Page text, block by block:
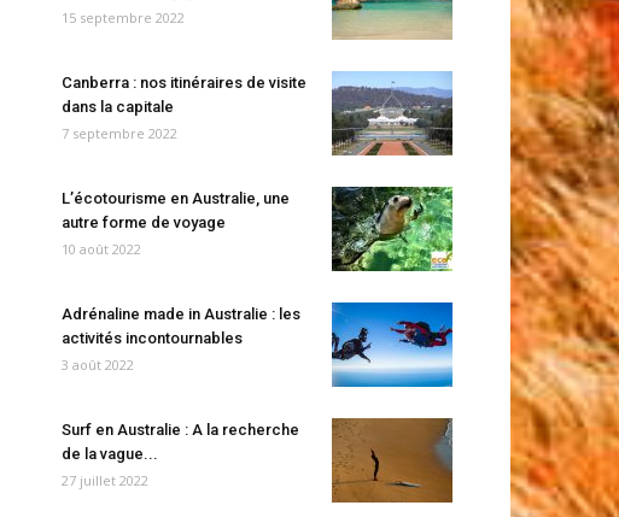
15 septembre 2022
Canberra : nos itinéraires de visite
dans la capitale
7 septembre 2022
L’écotourisme en Australie, une
autre forme de voyage
10 août 2022
Adrénaline made in Australie : les
activités incontournables
3 août 2022
Surf en Australie : A la recherche
de la vague...
27 juillet 2022